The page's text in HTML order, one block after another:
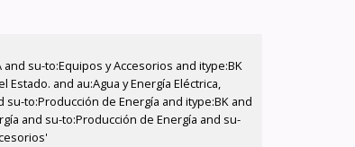
su-to:Equipos y Accesorios and itype:BK
and au:Agua y Energía Eléctrica,
to:Producción de Energía and itype:BK and
and su-to:Producción de Energía and su-